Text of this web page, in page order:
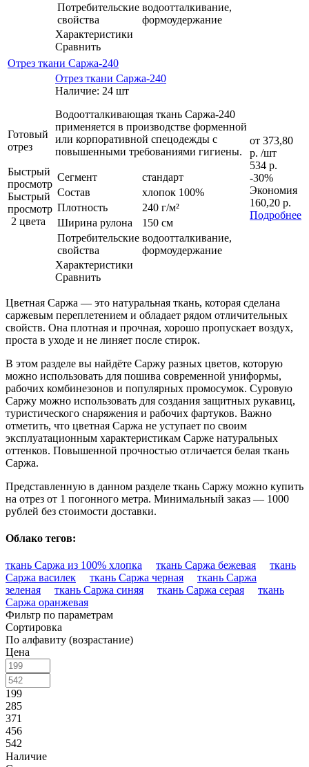
Потребительские
свойства
водоотталкивание,
формоудержание
Характеристики
Сравнить
Отрез ткани Саржа-240
Готовый
отрез
Быстрый
просмотр
Быстрый
просмотр
2 цвета
Отрез ткани Саржа-240
Наличие: 24 шт
Водоотталкивающая ткань Саржа-240
применяется в производстве форменной
или корпоративной спецодежды с
повышенными требованиями гигиены.
Сегмент
стандарт
Состав
хлопок 100%
Плотность
240 г/м²
Ширина рулона
150 см
Потребительские
свойства
водоотталкивание,
формоудержание
Характеристики
Сравнить
от 373,80
р. /шт
534 р.
-30%
Экономия
160,20 р.
Подробнее
Цветная Саржа — это натуральная ткань, которая сделана
саржевым переплетением и обладает рядом отличительных
свойств. Она плотная и прочная, хорошо пропускает воздух,
проста в уходе и не линяет после стирок.
В этом разделе вы найдёте Саржу разных цветов, которую
можно использовать для пошива современной униформы,
рабочих комбинезонов и популярных промосумок. Суровую
Саржу можно использовать для создания защитных рукавиц,
туристического снаряжения и рабочих фартуков. Важно
отметить, что цветная Саржа не уступает по своим
эксплуатационным характеристикам Сарже натуральных
оттенков. Повышенной прочностью отличается белая ткань
Саржа.
Представленную в данном разделе ткань Саржу можно купить
на отрез от 1 погонного метра. Минимальный заказ — 1000
рублей без стоимости доставки.
Облако тегов:
ткань Саржа из 100% хлопка ткань Саржа бежевая
ткань
Саржа василек
ткань Саржа черная
ткань Саржа
зеленая
ткань Саржа синяя ткань Саржа серая
ткань
Саржа оранжевая
Фильтр по параметрам
Сортировка
По алфавиту (возрастание)
Цена
199
285
371
456
542
Наличие